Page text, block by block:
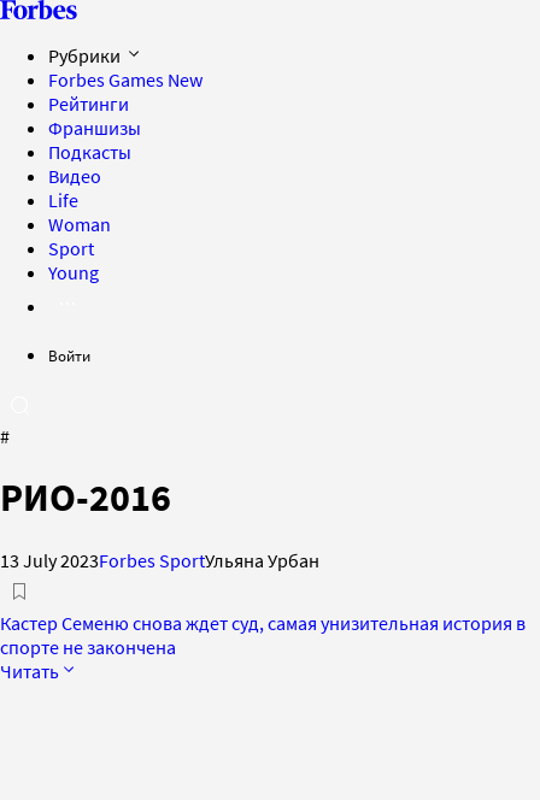
Рубрики
Forbes Games New
Рейтинги
Франшизы
Подкасты
Видео
Life
Woman
Sport
Young
Войти
#
РИО-2016
13 July 2023Forbes SportУльяна Урбан
​​Кастер Семеню снова ждет суд, самая унизительная история в
спорте не закончена
Читать